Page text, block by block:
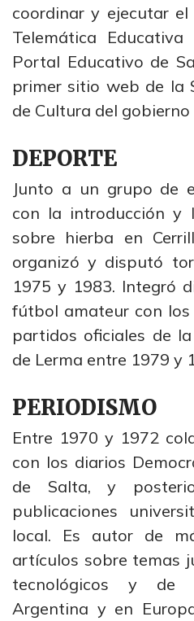
coordinar y ejecutar
Telemática
Portal Educativo de
primer sitio web de la
de Cultura del gobierno
DEPORTE
Junto a un grupo de
con la introducción y
sobre hierba en
organizó y disputó
1975 y 1983. Integró
fútbol amateur con
partidos oficiales de
de Lerma entre 1979 y
PERIODISMO
Entre 1970 y 1972
con los diarios
de Salta, y
publicaciones
local. Es autor de
artículos sobre temas
tecnológicos y de
Argentina y en